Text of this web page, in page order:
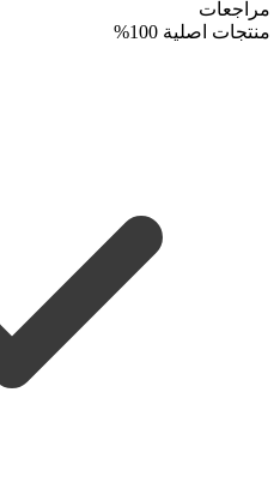
مراجعات
منتجات اصلية 100%